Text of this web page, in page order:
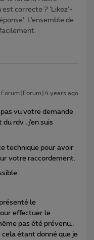
correcte ? ‘Likez’-
L’ensemble de
Forum|Forum|4 years ago
pas vu votre demande
rdv , j’en suis
technique pour avoir
votre raccordement.
.
le
effectuer le
pas été prévenu..
étant donné que je